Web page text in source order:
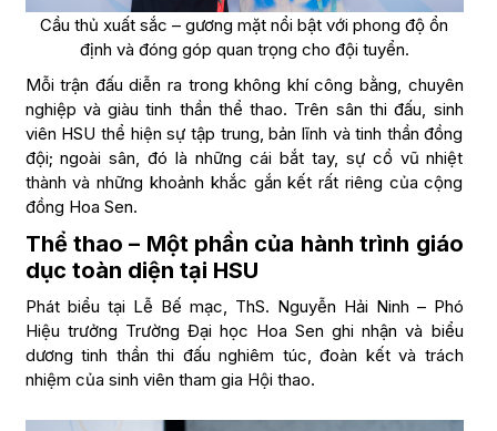
Cầu thủ xuất sắc – gương mặt nổi bật với phong độ ổn
định và đóng góp quan trọng cho đội tuyển.
Mỗi trận đấu diễn ra trong không khí công bằng, chuyên
nghiệp và giàu tinh thần thể thao. Trên sân thi đấu, sinh
viên HSU thể hiện sự tập trung, bản lĩnh và tinh thần đồng
đội; ngoài sân, đó là những cái bắt tay, sự cổ vũ nhiệt
thành và những khoảnh khắc gắn kết rất riêng của cộng
đồng Hoa Sen.
Thể thao – Một phần của hành trình giáo
dục toàn diện tại HSU
Phát biểu tại Lễ Bế mạc, ThS. Nguyễn Hải Ninh – Phó
Hiệu trưởng Trường Đại học Hoa Sen ghi nhận và biểu
dương tinh thần thi đấu nghiêm túc, đoàn kết và trách
nhiệm của sinh viên tham gia Hội thao.